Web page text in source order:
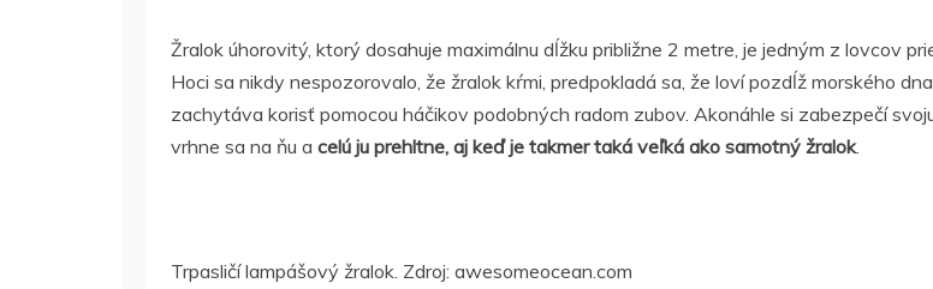
Žralok úhorovitý, ktorý dosahuje maximálnu dĺžku približne 2 metre, je jedným z lovcov
Hoci sa nikdy nespozorovalo, že žralok kŕmi, predpokladá sa, že loví pozdĺž morského
zachytáva korisť pomocou háčikov podobných radom zubov. Akonáhle si zabezpečí
vrhne sa na ňu a celú ju prehltne, aj keď je takmer taká veľká ako samotný žralok.
Trpasličí lampášový žralok. Zdroj: awesomeocean.com